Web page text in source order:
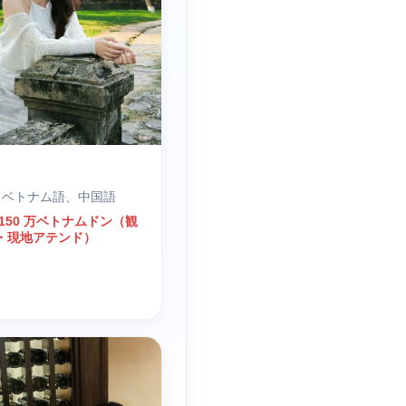
トナム語、中国語
万ベトナムドン（観
現地アテンド）